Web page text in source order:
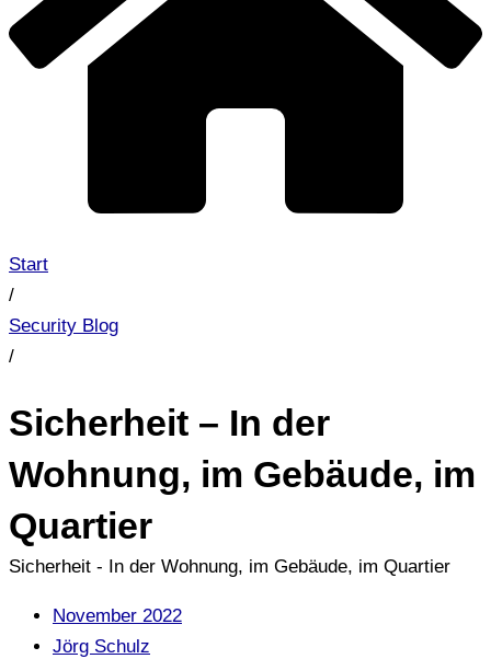
Start
/
Security Blog
/
Sicherheit – In der
Wohnung, im Gebäude, im
Quartier
Sicherheit - In der Wohnung, im Gebäude, im Quartier
November 2022
Jörg Schulz